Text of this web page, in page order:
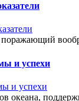
поражающий
и успехи